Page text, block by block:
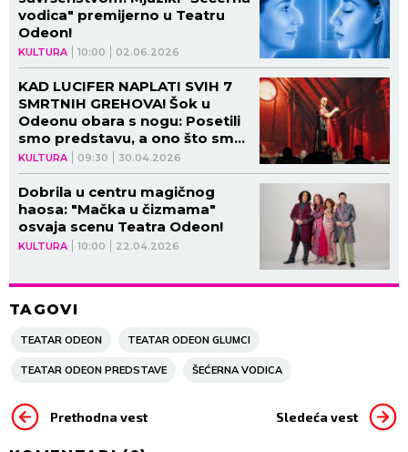
KULTURA 10:00 02.06.2026
vodica" premijerno u Teatru
Odeon!
KULTURA 09:30 30.04.2026
KAD LUCIFER NAPLATI SVIH 7
SMRTNIH GREHOVA! Šok u
Odeonu obara s nogu: Posetili
smo predstavu, a ono što smo
tamo videli menja sve što
znate o zlu!
KULTURA 10:00 22.04.2026
Dobrila u centru magičnog
haosa: "Mačka u čizmama"
osvaja scenu Teatra Odeon!
TAGOVI
TEATAR ODEON TEATAR ODEON GLUMCI
TEATAR ODEON PREDSTAVE ŠEĆERNA VODICA
Prethodna vest Sledeća vest